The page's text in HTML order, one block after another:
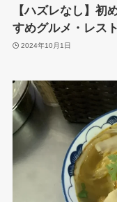
【ハズレなし】初
すめグルメ・レス
2024年10月1日